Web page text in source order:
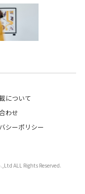
について
わせ
シーポリシー
ALL Rights Reserved.